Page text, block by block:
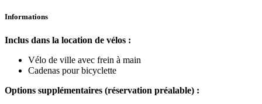
Informations
Inclus dans la location de vélos :
Vélo de ville avec frein à main
Cadenas pour bicyclette
Options supplémentaires (réservation préalable) :